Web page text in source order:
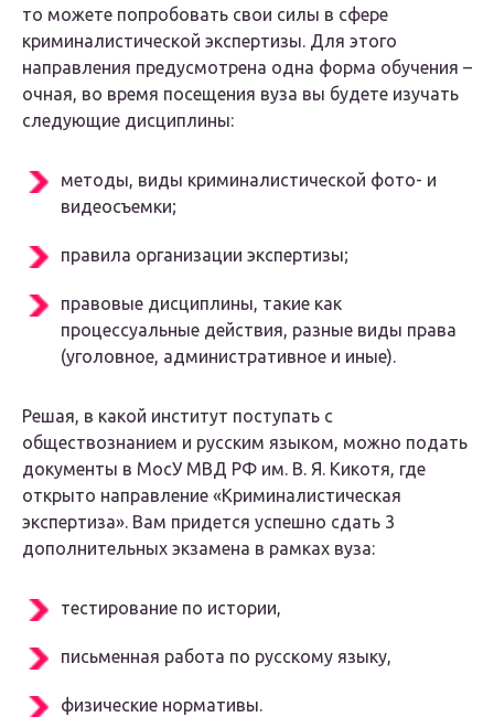
то можете попробовать свои силы в сфере
криминалистической экспертизы. Для этого
направления предусмотрена одна форма обучения –
очная, во время посещения вуза вы будете изучать
следующие дисциплины:
методы, виды криминалистической фото- и
видеосъемки;
правила организации экспертизы;
правовые дисциплины, такие как
процессуальные действия, разные виды права
(уголовное, административное и иные).
Решая, в какой институт поступать с
обществознанием и русским языком, можно подать
документы в МосУ МВД РФ им. В. Я. Кикотя, где
открыто направление «Криминалистическая
экспертиза». Вам придется успешно сдать 3
дополнительных экзамена в рамках вуза:
тестирование по истории,
письменная работа по русскому языку,
физические нормативы.